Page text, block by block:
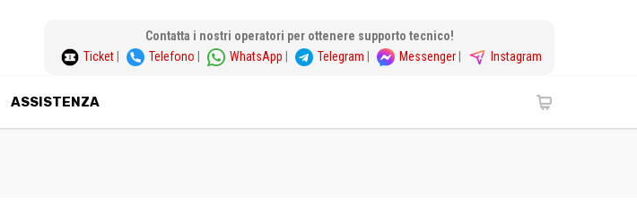
Contatta i nostri operatori per ottenere supporto tecnico!
Ticket
Telefono WhatsApp Telegram Messenger Instagram
ASSISTENZA